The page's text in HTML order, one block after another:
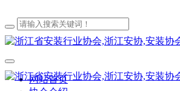
网站首页